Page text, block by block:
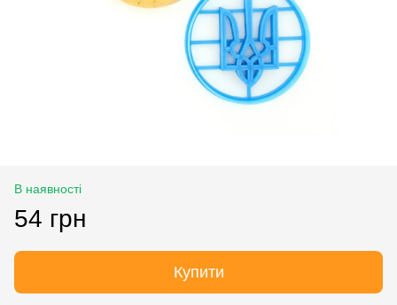
В наявності
54 грн
Купити